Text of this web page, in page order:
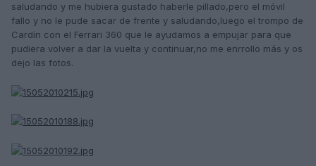
saludando y me hubiera gustado haberle pillado,pero el móvil
fallo y no le pude sacar de frente y saludando,luego el trompo de
Cardín con el Ferrari 360 que le ayudamos a empujar para que
pudiera volver a dar la vuelta y continuar,no me enrrollo más y os
dejo las fotos.